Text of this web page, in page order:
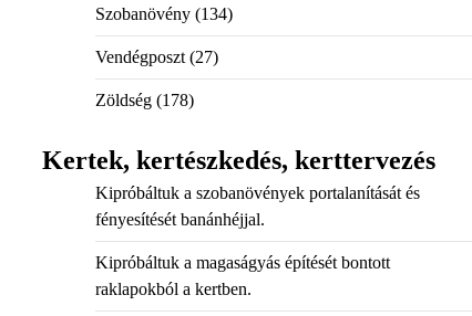
Szobanövény(134)
Vendégposzt(27)
Zöldség(178)
Kertek, kertészkedés, kerttervezés
Kipróbáltuk a szobanövények portalanítását és
fényesítését banánhéjjal.
Kipróbáltuk a magaságyás építését bontott
raklapokból a kertben.